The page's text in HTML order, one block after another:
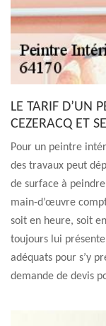
LE TARIF D’UN
CEZERACQ ET
Pour un peintre
des travaux peut
de surface à
main-d’œuvre
soit en heure, soit
toujours lui
adéquats pour s’y
demande de devis